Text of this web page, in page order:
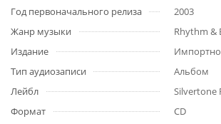
Год первоначального релиза
2003
Жанр музыки
Rhythm &
Издание
Тип аудиозаписи
Альбом
Лейбл
Silvertone
Формат
CD